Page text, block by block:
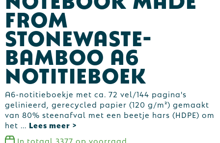
Werkkleding
Sportkleding & Teamwear
T-Shirts
Sweaters
Vesten
Jassen
Polo's
Tassen
Anti-stress
Bidons en Sportflessen
Elektronica, Gadgets en USB
Feestartikelen
Fitness
Huis, Tuin en Keuken
Custom made sokken
Sportkratten & bidons
Custom-made paraplu
Custom-made hesjes
Custom-made onderzetters
Custom-made feestartikelen
Custom-made riemen
Buitenreclame
Vlaggen
Beurs & Presentatie
Drukwerk
from
Stonewaste-
Bamboo A6
notitieboek
A6-notitieboekje met ca. 72 vel/144 pagina's
gelinieerd, gerecycled papier (120 g/m²) gemaakt
van 80% steenafval met een beetje hars (HDPE) om
het
In totaal 3377 op voorraad